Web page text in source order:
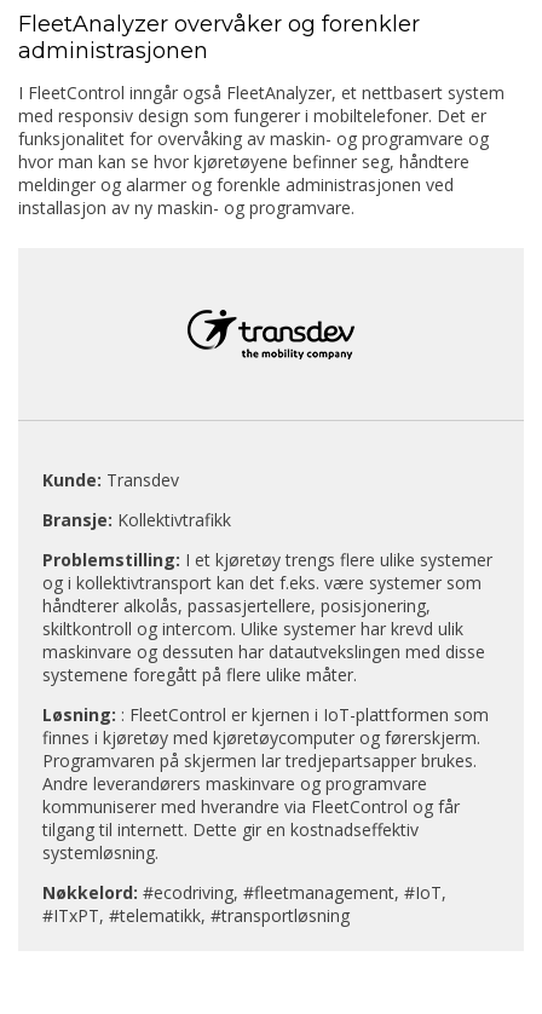
FleetAnalyzer overvåker og forenkler
administrasjonen
I FleetControl inngår også FleetAnalyzer, et nettbasert system
med responsiv design som fungerer i mobiltelefoner. Det er
funksjonalitet for overvåking av maskin- og programvare og
hvor man kan se hvor kjøretøyene befinner seg, håndtere
meldinger og alarmer og forenkle administrasjonen ved
installasjon av ny maskin- og programvare.
Kunde: Transdev
Bransje: Kollektivtrafikk
Problemstilling: I et kjøretøy trengs flere ulike systemer
og i kollektivtransport kan det f.eks. være systemer som
håndterer alkolås, passasjertellere, posisjonering,
skiltkontroll og intercom. Ulike systemer har krevd ulik
maskinvare og dessuten har datautvekslingen med disse
systemene foregått på flere ulike måter.
Løsning: : FleetControl er kjernen i IoT-plattformen som
finnes i kjøretøy med kjøretøycomputer og førerskjerm.
Programvaren på skjermen lar tredjepartsapper brukes.
Andre leverandørers maskinvare og programvare
kommuniserer med hverandre via FleetControl og får
tilgang til internett. Dette gir en kostnadseffektiv
systemløsning.
Nøkkelord: #ecodriving, #fleetmanagement, #IoT,
#ITxPT, #telematikk, #transportløsning